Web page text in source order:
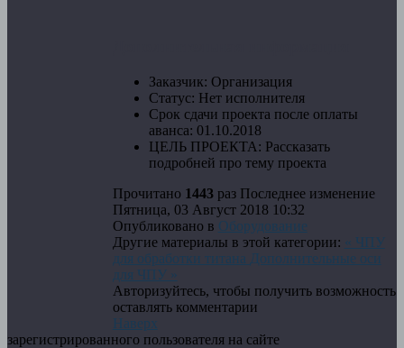
Заказчик: Организация
Статус: Нет исполнителя
Срок сдачи проекта после оплаты
аванса: 01.10.2018
ЦЕЛЬ ПРОЕКТА: Рассказать
подробней про тему проекта
Прочитано 1443раз Последнее изменение
Пятница, 03 Август 2018 10:32
Опубликовано в Оборудование
Другие материалы в этой категории: « ЧПУ
для обработки титана Дополнительные оси
для ЧПУ »
Авторизуйтесь, чтобы получить возможность
оставлять комментарии
Наверх
зарегистрированного пользователя на сайте